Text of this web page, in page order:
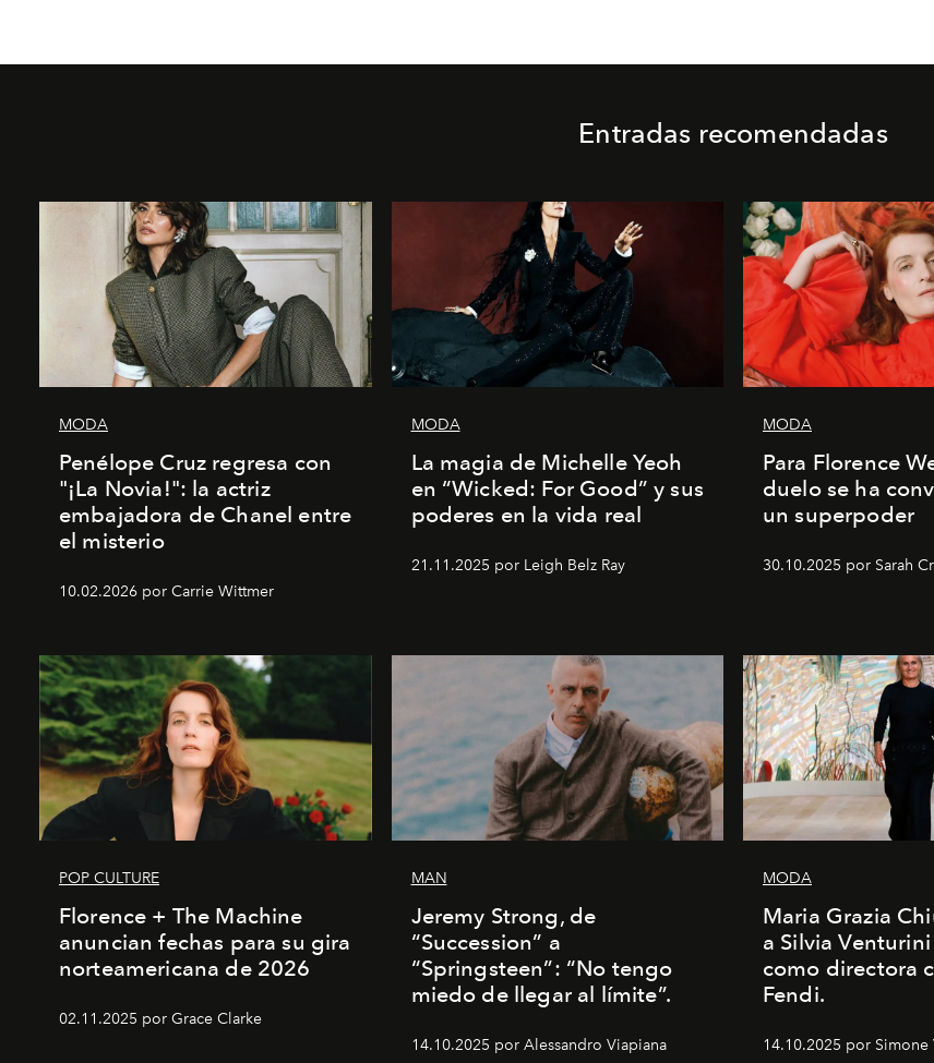
Entradas recomendadas
MODA
Penélope Cruz regresa con
"¡La Novia!": la actriz
embajadora de Chanel entre
el misterio
10.02.2026 por Carrie Wittmer
MODA
La magia de Michelle Yeoh
en “Wicked: For Good” y sus
poderes en la vida real
21.11.2025 por Leigh Belz Ray
MODA
Para Florence
duelo se ha
un superpoder
30.10.2025 por Sarah
POP CULTURE
Florence + The Machine
anuncian fechas para su gira
norteamericana de 2026
02.11.2025 por Grace Clarke
MAN
Jeremy Strong, de
“Succession” a
“Springsteen”: “No tengo
miedo de llegar al límite”.
14.10.2025 por Alessandro Viapiana
MODA
Maria Grazia
a Silvia
como directora
Fendi.
14.10.2025 por Simone